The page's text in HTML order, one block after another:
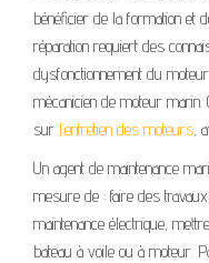
bénéficier de la formation et
réparation requiert des
dysfonctionnement du
mécanicien de moteur
sur l’entretien des moteurs,
Un agent de maintenance
mesure de : faire des
maintenance électrique,
bateau à voile ou à moteur.